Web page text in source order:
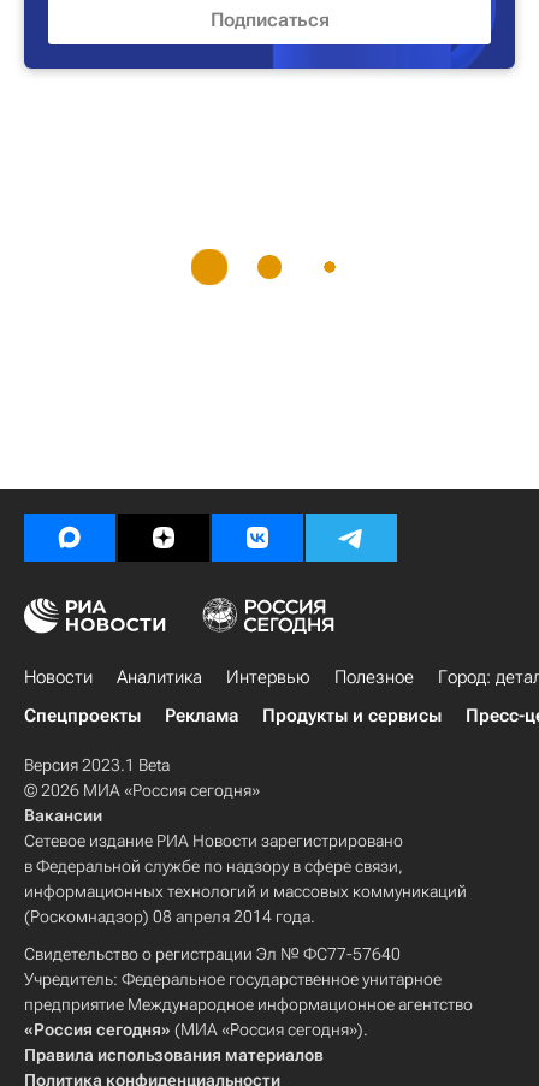
Новости Аналитика Интервью Полезное
Город:
Спецпроекты
Реклама Продукты и сервисы Пресс-
Версия 2023.1 Beta
© 2026 МИА «Россия сегодня»
Вакансии
Сетевое издание РИА Новости зарегистрировано
в Федеральной службе по надзору в сфере связи,
информационных технологий и массовых коммуникаций
(Роскомнадзор) 08 апреля 2014 года.
Свидетельство о регистрации Эл № ФС77-57640
Учредитель: Федеральное государственное унитарное
предприятие Международное информационное агентство
«Россия сегодня» (МИА «Россия сегодня»).
Правила использования материалов
Политика конфиденциальности